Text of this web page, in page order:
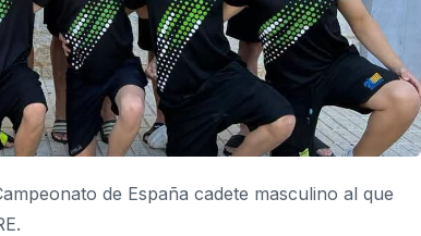
de España cadete masculino al que